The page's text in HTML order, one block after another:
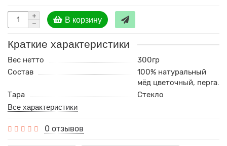
В корзину
Краткие характеристики
Вес нетто
300гр
Состав
100% натуральный
мёд цветочный, перга.
Тара
Стекло
Все характеристики
0 отзывов